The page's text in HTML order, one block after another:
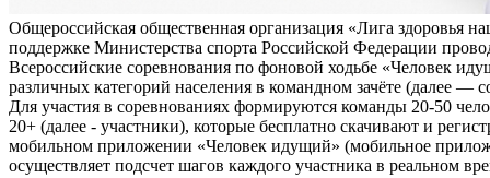
Общероссийская общественная организация «Лига здоровья
поддержке Министерства спорта Российской Федерации
Всероссийские соревнования по фоновой ходьбе «Человек
различных категорий населения в командном зачёте (далее —
Для участия в соревнованиях формируются команды 20-50
20+ (далее - участники), которые бесплатно скачивают и
мобильном приложении «Человек идущий» (мобильное
осуществляет подсчет шагов каждого участника в реальном